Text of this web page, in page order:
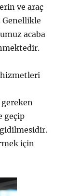
ve araç
Genellikle
acaba
gereken
geçip
gidilmesidir.
için